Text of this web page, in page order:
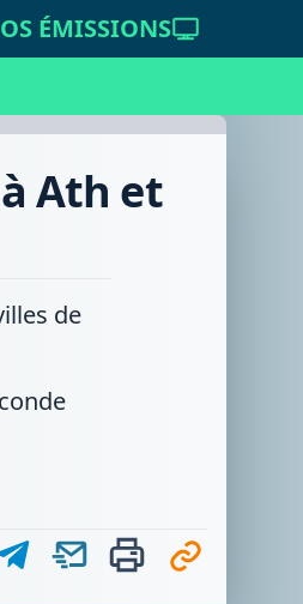
ÉMISSIONS
Ath et
de